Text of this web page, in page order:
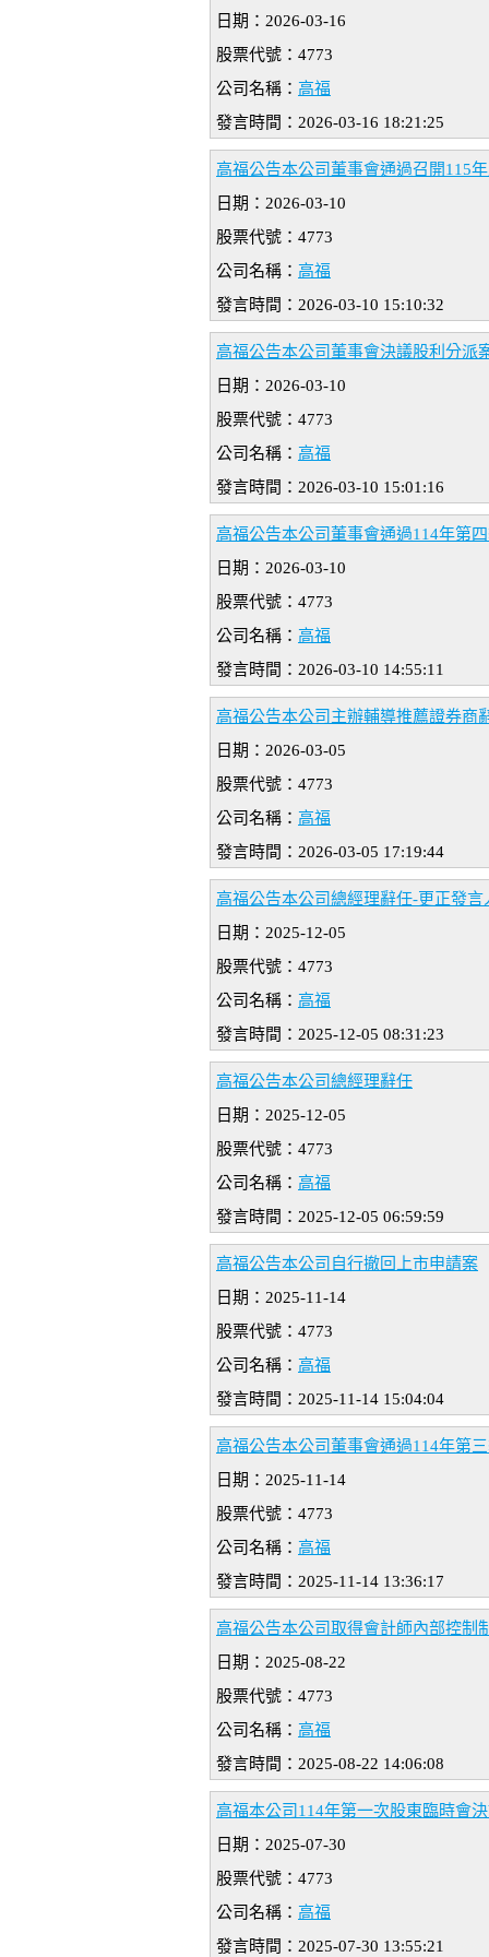
日期：2026-03-16
股票代號：4773
公司名稱： 高福
發言時間：2026-03-16 18:21:25
高福公告本公司董事會通過召開115
日期：2026-03-10
股票代號：4773
公司名稱： 高福
發言時間：2026-03-10 15:10:32
高福公告本公司董事會決議股利分派
日期：2026-03-10
股票代號：4773
公司名稱： 高福
發言時間：2026-03-10 15:01:16
高福公告本公司董事會通過114年第
日期：2026-03-10
股票代號：4773
公司名稱： 高福
發言時間：2026-03-10 14:55:11
高福公告本公司主辦輔導推薦證券商
日期：2026-03-05
股票代號：4773
公司名稱： 高福
發言時間：2026-03-05 17:19:44
高福公告本公司總經理辭任-更正發言
日期：2025-12-05
股票代號：4773
公司名稱： 高福
發言時間：2025-12-05 08:31:23
高福公告本公司總經理辭任
日期：2025-12-05
股票代號：4773
公司名稱： 高福
發言時間：2025-12-05 06:59:59
高福公告本公司自行撤回上市申請案
日期：2025-11-14
股票代號：4773
公司名稱： 高福
發言時間：2025-11-14 15:04:04
高福公告本公司董事會通過114年第
日期：2025-11-14
股票代號：4773
公司名稱： 高福
發言時間：2025-11-14 13:36:17
高福公告本公司取得會計師內部控制
日期：2025-08-22
股票代號：4773
公司名稱： 高福
發言時間：2025-08-22 14:06:08
高福本公司114年第一次股東臨時會
日期：2025-07-30
股票代號：4773
公司名稱： 高福
發言時間：2025-07-30 13:55:21